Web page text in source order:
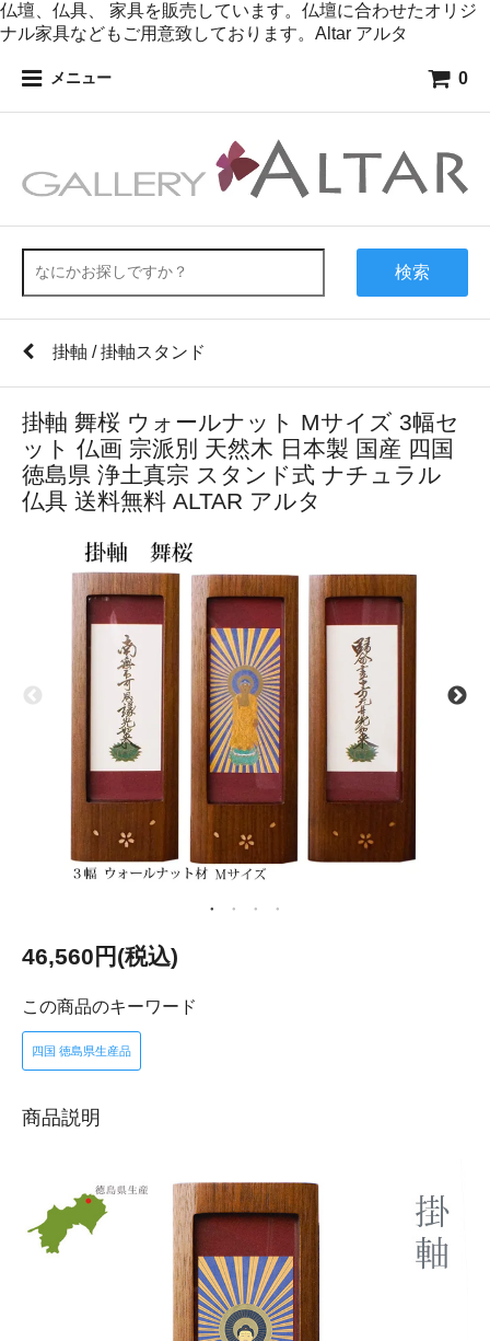
仏壇、仏具、 家具を販売しています。仏壇に合わせたオリジ
ナル家具などもご用意致しております。Altar アルタ
メニュー 0
検索
掛軸 / 掛軸スタンド
掛軸 舞桜 ウォールナット Mサイズ 3幅セ
ット 仏画 宗派別 天然木 日本製 国産 四国
徳島県 浄土真宗 スタンド式 ナチュラル
仏具 送料無料 ALTAR アルタ
46,560円(税込)
この商品のキーワード
四国 徳島県生産品
商品説明